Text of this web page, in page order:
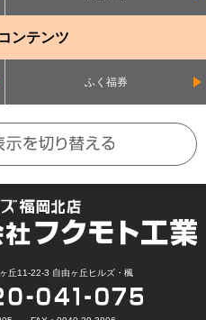
ンテンツ
ふく福券
丘11-22-3 自由ヶ丘ヒルズ・楓